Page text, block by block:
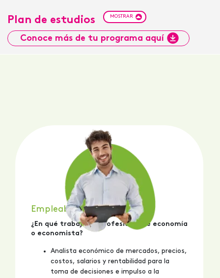
Plan de estudios MOSTRAR
Conoce más de tu programa aquí
Empleabilidad
¿En qué trabaja un profesional de economía
o economista?
Analista económico de mercados, precios,
costos, salarios y rentabilidad para la
toma de decisiones e impulso a la